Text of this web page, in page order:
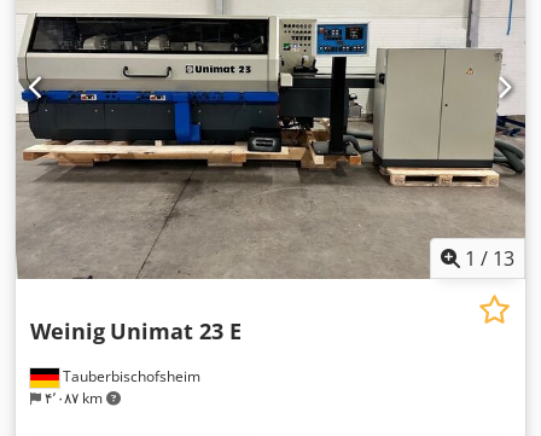
1 / 13
Tauberbischofsheim
۴٬۰۸۷ km
Weinig Unimat 23 E